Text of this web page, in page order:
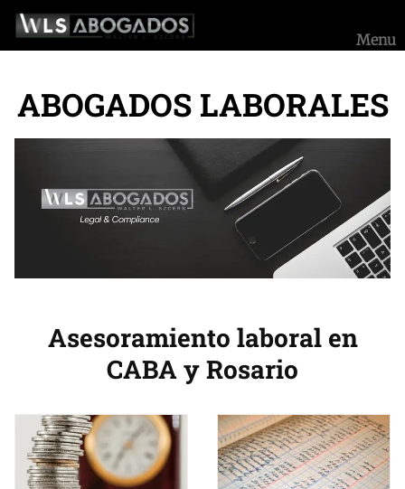
Saltar
contenido
Menu
ABOGADOS LABORALES
Asesoramiento laboral en
CABA y Rosario